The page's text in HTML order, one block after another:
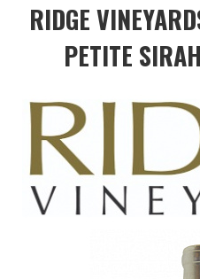
RIDGE
PETITE